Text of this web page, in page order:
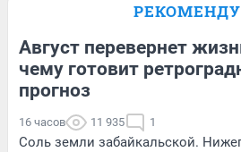
Август перевернет
чему готовит
прогноз
16 часов 11 935 1
Соль земли забайкальской.